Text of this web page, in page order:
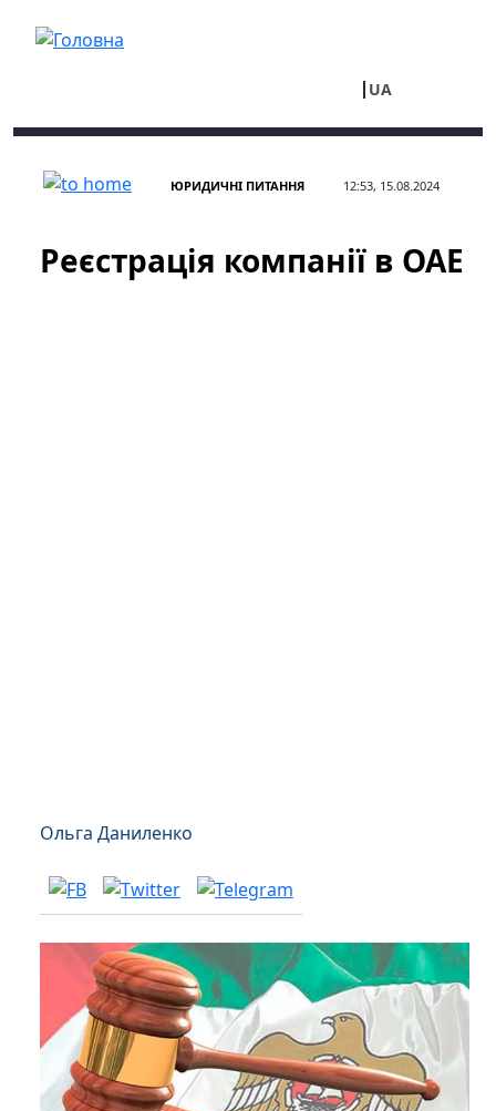
UA
ЮРИДИЧНІ ПИТАННЯ 12:53, 15.08.2024
Реєстрація компанії в ОАЕ
Ольга Даниленко